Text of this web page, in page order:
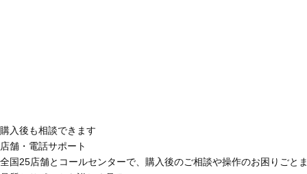
購入後も相談できます
店舗・電話サポート
全国25店舗とコールセンターで、購入後のご相談や操作のお困りごと